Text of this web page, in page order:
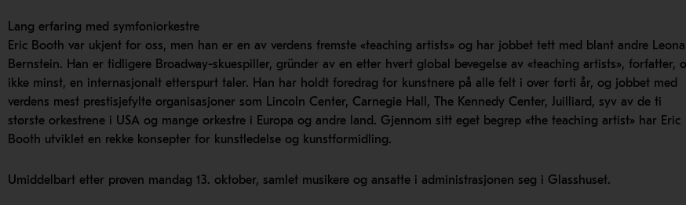
Lang erfaring med symfoniorkestre
Eric Booth var ukjent for oss, men han er en av verdens fremste «teaching artists» og har jobbet tett med blant andre
Bernstein. Han er tidligere Broadway-skuespiller, gründer av en etter hvert global bevegelse av «teaching artists», forfatter,
ikke minst, en internasjonalt etterspurt taler. Han har holdt foredrag for kunstnere på alle felt i over førti år, og jobbet med
verdens mest prestisjefylte organisasjoner som Lincoln Center, Carnegie Hall, The Kennedy Center, Juilliard, syv av de ti
største orkestrene i USA og mange orkestre i Europa og andre land. Gjennom sitt eget begrep «the teaching artist» har Eric
Booth utviklet en rekke konsepter for kunstledelse og kunstformidling.
Umiddelbart etter prøven mandag 13. oktober, samlet musikere og ansatte i administrasjonen seg i Glasshuset.